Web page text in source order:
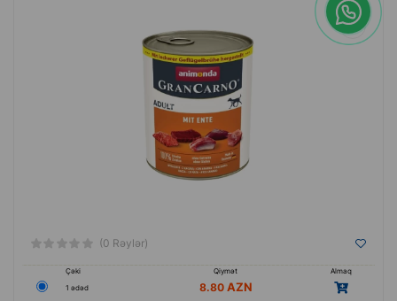
(0 Rəylər)
Çəki Qiymət
Almaq
1 ədəd
8.80